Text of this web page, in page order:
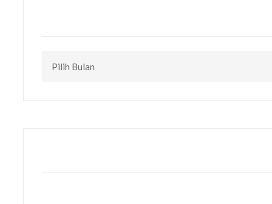
TULISAN